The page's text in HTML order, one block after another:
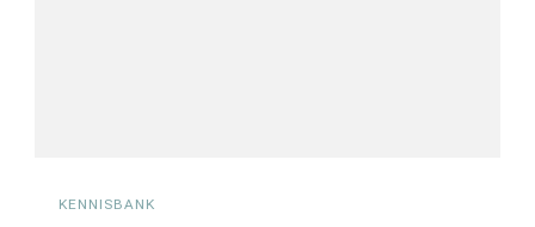
KENNISBANK